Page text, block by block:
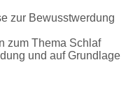
zur Bewusstwerdung
zum Thema Schlaf
und auf Grundlage